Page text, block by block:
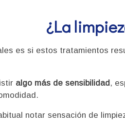
¿La
es si estos tratamientos
algo más de sensibilidad,
notar sensación de